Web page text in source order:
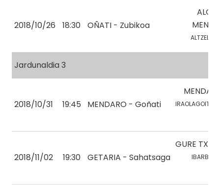
2018/10/26 18:30 OÑATI - Zubikoa
MENDI
ALTZELAI,
Jardunaldia 3
2018/10/31 19:45 MENDARO - Goñati IRAOLAGOITIA,
2018/11/02 19:30 GETARIA - Sahatsaga
GURE
IBARBIA,